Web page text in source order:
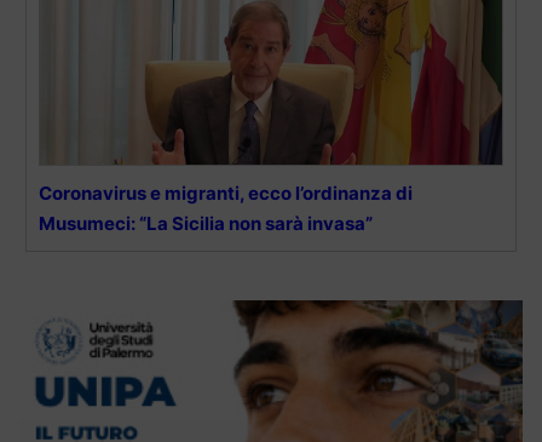
Coronavirus e migranti, ecco l’ordinanza di
Musumeci: “La Sicilia non sarà invasa”